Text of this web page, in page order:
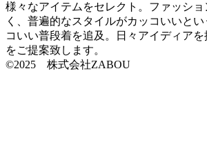
様々なアイテムをセレクト。ファッシ
く、普遍的なスタイルがカッコいいと
コいい普段着を追及。日々アイディア
をご提案致します。
©2025 株式会社ZABOU